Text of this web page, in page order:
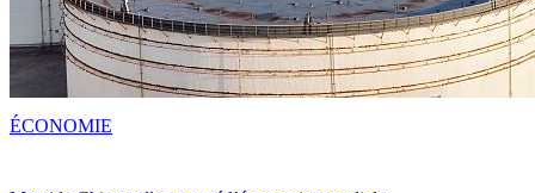
ÉCONOMIE